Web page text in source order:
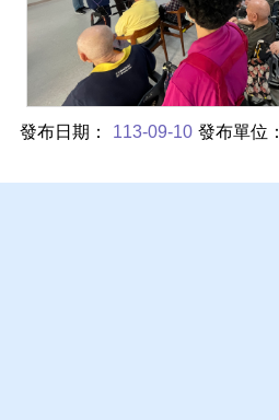
發布日期： 113-09-10 發布單位：